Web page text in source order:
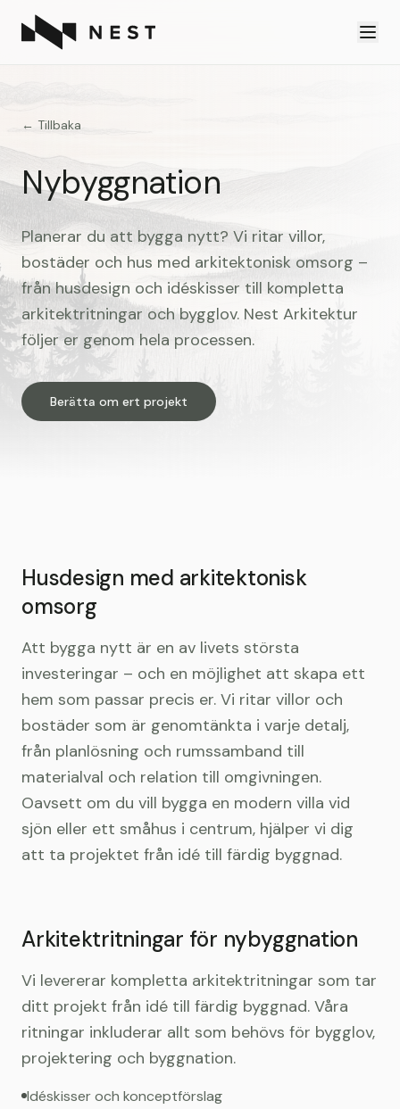
← Tillbaka
Nybyggnation
Planerar du att bygga nytt? Vi ritar villor,
bostäder och hus med arkitektonisk omsorg –
från husdesign och idéskisser till kompletta
arkitektritningar och bygglov. Nest Arkitektur
följer er genom hela processen.
Berätta om ert projekt
Husdesign med arkitektonisk
omsorg
Att bygga nytt är en av livets största
investeringar – och en möjlighet att skapa ett
hem som passar precis er. Vi ritar villor och
bostäder som är genomtänkta i varje detalj,
från planlösning och rumssamband till
materialval och relation till omgivningen.
Oavsett om du vill bygga en modern villa vid
sjön eller ett småhus i centrum, hjälper vi dig
att ta projektet från idé till färdig byggnad.
Arkitektritningar för nybyggnation
Vi levererar kompletta arkitektritningar som tar
ditt projekt från idé till färdig byggnad. Våra
ritningar inkluderar allt som behövs för bygglov,
projektering och byggnation.
Idéskisser och konceptförslag